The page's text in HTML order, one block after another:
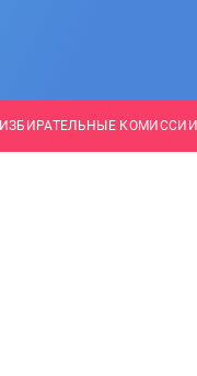
ИЗБИРАТЕЛЬНЫЕ КОМИССИИ